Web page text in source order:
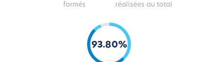
formés
réalisées au total
94.82%